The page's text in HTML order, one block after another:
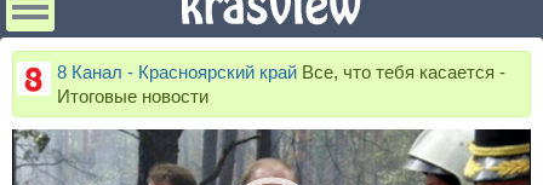
8 Канал - Красноярский край Все, что тебя касается -
Итоговые новости